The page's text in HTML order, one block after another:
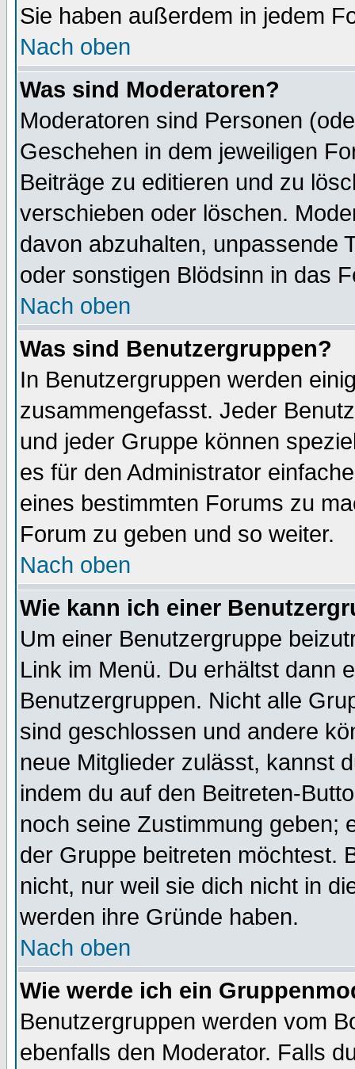
Sie haben außerdem in jedem
Nach oben
Was sind Moderatoren?
Moderatoren sind Personen
Geschehen in dem jeweiligen
Beiträge zu editieren und zu
verschieben oder löschen.
davon abzuhalten, unpassende
oder sonstigen Blödsinn in das
Nach oben
Was sind Benutzergruppen?
In Benutzergruppen werden
zusammengefasst. Jeder
und jeder Gruppe können
es für den Administrator
eines bestimmten Forums zu
Forum zu geben und so weiter.
Nach oben
Wie kann ich einer
Um einer Benutzergruppe
Link im Menü. Du erhältst dann
Benutzergruppen. Nicht alle
sind geschlossen und andere
neue Mitglieder zulässt, kannst
indem du auf den Beitreten-
noch seine Zustimmung geben;
der Gruppe beitreten möchtest.
nicht, nur weil sie dich nicht in
werden ihre Gründe haben.
Nach oben
Wie werde ich ein
Benutzergruppen werden vom
ebenfalls den Moderator. Falls